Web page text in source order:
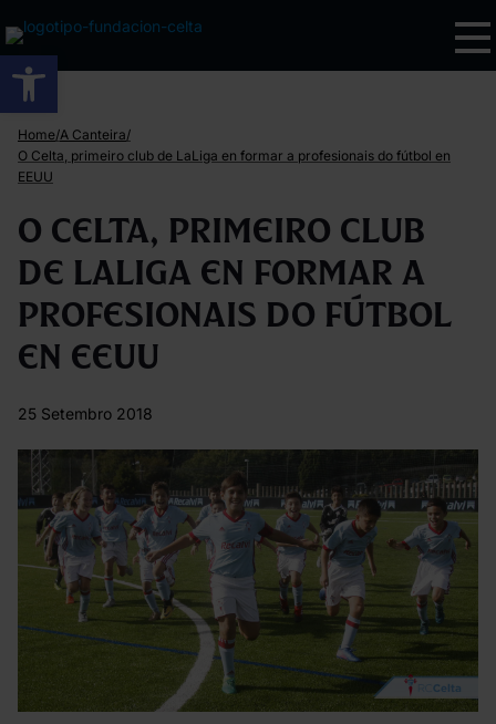
Abrir barra de ferramentas
Home/A Canteira/
O Celta, primeiro club de LaLiga en formar a profesionais do fútbol en
EEUU
O Celta, primeiro club
de LaLiga en formar a
profesionais do fútbol
en EEUU
25 Setembro 2018